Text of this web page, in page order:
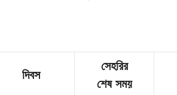
দিবস
সেহরির
শেষ সময়